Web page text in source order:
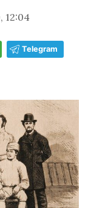
12:04
Telegram